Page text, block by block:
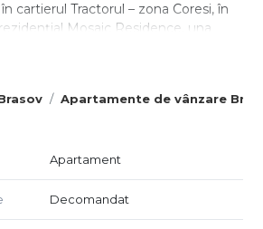
Apartamente de vânzare
cartierul Tractorul – zona Coresi, în
Mosaic Residence, una
atractive dezvoltări din Brașov.
un proiect rezidențial modern,
facil către zona Coresi, oferind un
inchirierii la pretul de 600 euro.
nelocuit, dat în folosință în anul
o alegere ideală pentru cei care își
modernă, fără urme de utilizare
Apartament
Decomandat